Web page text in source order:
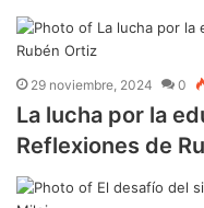
29 noviembre, 2024 0
La lucha por la
Reflexiones de